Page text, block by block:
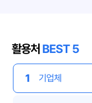
활용처 BEST 5
1 기업체